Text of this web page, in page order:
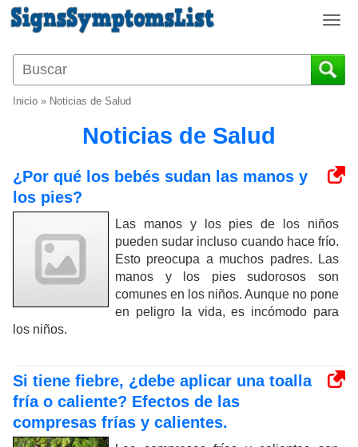
T
g
g
i
t
i
o
n
Inicio » Noticias de Salud
Noticias de Salud
¿Por qué los bebés sudan las manos y
los pies?
Las manos y los pies de los niños
pueden sudar incluso cuando hace frío.
Esto preocupa a muchos padres. Las
manos y los pies sudorosos son
comunes en los niños. Aunque no pone
en peligro la vida, es incómodo para
los niños.
Si tiene fiebre, ¿debe aplicar una toalla
fría o caliente? Efectos de las
compresas frías y calientes.